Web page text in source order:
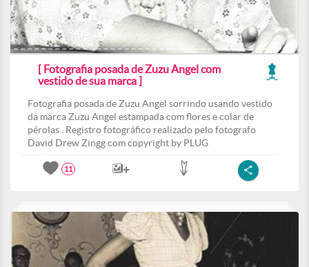
[ Fotografia posada de Zuzu Angel com
vestido de sua marca ]
Fotografia posada de Zuzu Angel sorrindo usando vestido
da marca Zuzu Angel estampada com flores e colar de
pérolas . Registro fotográfico realizado pelo fotografo
David Drew Zingg com copyright by PLUG
11